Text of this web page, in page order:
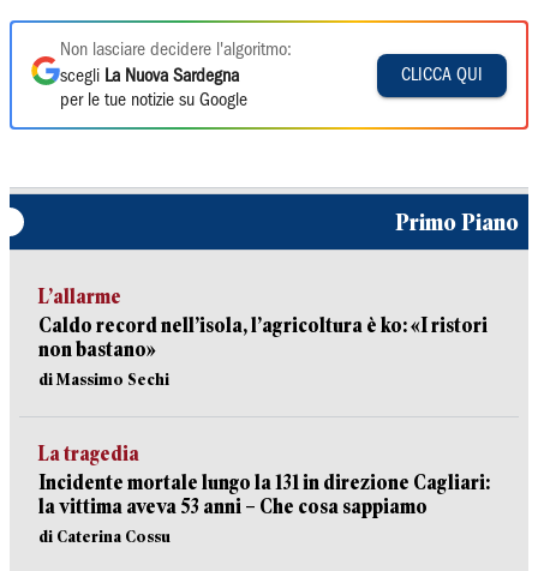
Non lasciare decidere l'algoritmo:
scegli La Nuova Sardegna
per le tue notizie su Google
CLICCA QUI
Primo Piano
L’allarme
Caldo record nell’isola, l’agricoltura è ko: «I ristori
non bastano»
di Massimo Sechi
La tragedia
Incidente mortale lungo la 131 in direzione Cagliari:
la vittima aveva 53 anni – Che cosa sappiamo
di Caterina Cossu